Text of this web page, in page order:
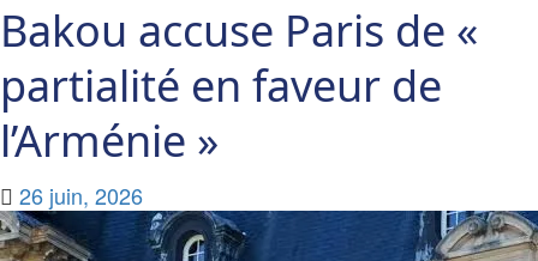
Bakou accuse Paris de «
partialité en faveur de
l’Arménie »
26 juin, 2026